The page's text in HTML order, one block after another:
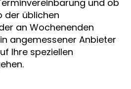
und ob
der üblichen
an Wochenenden
angemessener Anbieter
Ihre speziellen